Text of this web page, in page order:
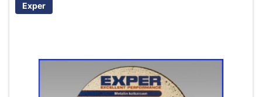
Exper